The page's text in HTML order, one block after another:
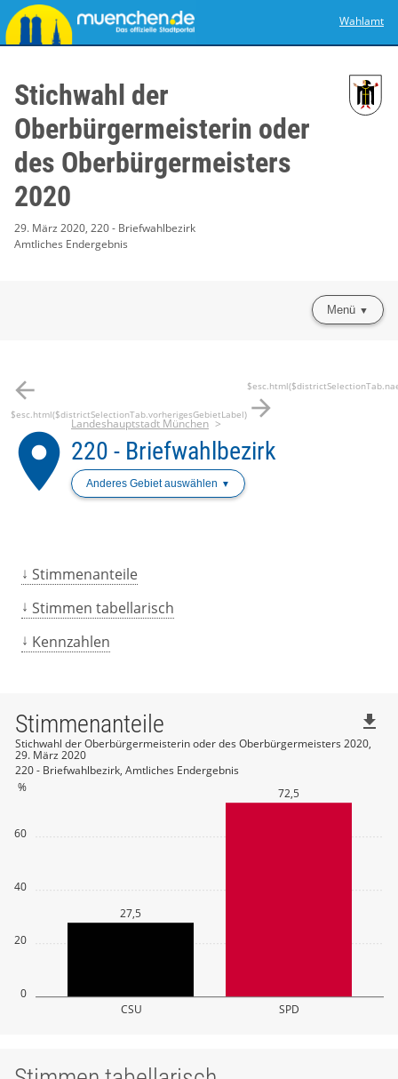
Wahlamt
Stichwahl der
Oberbürgermeisterin oder
des Oberbürgermeisters
2020
29. März 2020, 220 - Briefwahlbezirk
Amtliches Endergebnis
Menü
arrow_back
$esc.html($districtSelectionTab.vorherigesGebietLabel) arrow_forward
place
Landeshauptstadt München
220 - Briefwahlbezirk
Anderes Gebiet auswählen
Stimmenanteile
Stimmen tabellarisch
Kennzahlen
0
20
40
60
%
CSU SPD
27,5
72,5
Stimmenanteile
Stichwahl der Oberbürgermeisterin oder des Oberbürgermeisters 2020,
29. März 2020
220 - Briefwahlbezirk, Amtliches Endergebnis
file_download